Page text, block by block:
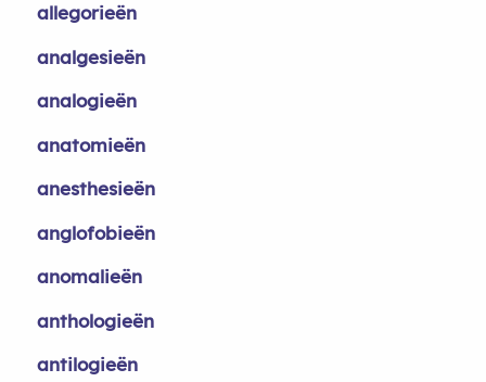
allegorieën
analgesieën
analogieën
anatomieën
anesthesieën
anglofobieën
anomalieën
anthologieën
antilogieën